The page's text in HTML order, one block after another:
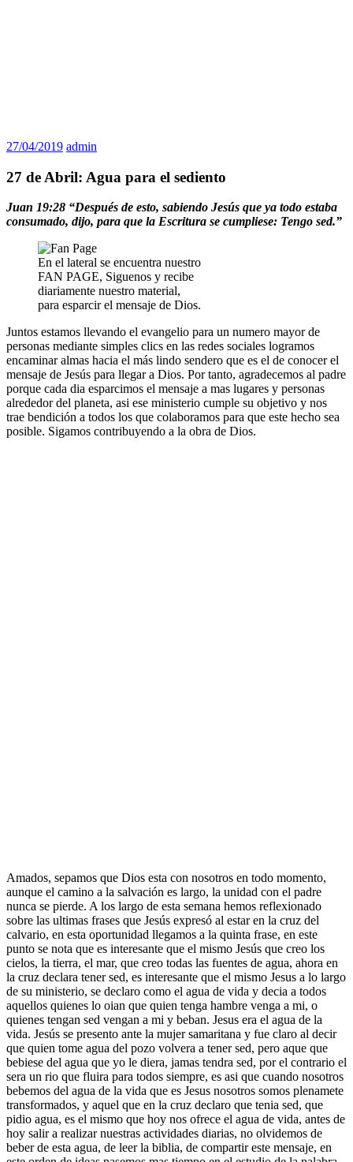
27/04/2019 admin
27 de Abril: Agua para el sediento
Juan 19:28 “Después de esto, sabiendo Jesús que ya todo estaba
consumado, dijo, para que la Escritura se cumpliese: Tengo sed.”
En el lateral se encuentra nuestro
FAN PAGE, Siguenos y recibe
diariamente nuestro material,
para esparcir el mensaje de Dios.
Juntos estamos llevando el evangelio para un numero mayor de
personas mediante simples clics en las redes sociales logramos
encaminar almas hacia el más lindo sendero que es el de conocer el
mensaje de Jesús para llegar a Dios. Por tanto, agradecemos al padre
porque cada dia esparcimos el mensaje a mas lugares y personas
alrededor del planeta, asi ese ministerio cumple su objetivo y nos
trae bendición a todos los que colaboramos para que este hecho sea
posible. Sigamos contribuyendo a la obra de Dios.
Amados, sepamos que Dios esta con nosotros en todo momento,
aunque el camino a la salvación es largo, la unidad con el padre
nunca se pierde. A los largo de esta semana hemos reflexionado
sobre las ultimas frases que Jesús expresó al estar en la cruz del
calvario, en esta oportunidad llegamos a la quinta frase, en este
punto se nota que es interesante que el mismo Jesús que creo los
cielos, la tierra, el mar, que creo todas las fuentes de agua, ahora en
la cruz declara tener sed, es interesante que el mismo Jesus a lo largo
de su ministerio, se declaro como el agua de vida y decia a todos
aquellos quienes lo oian que quien tenga hambre venga a mi, o
quienes tengan sed vengan a mi y beban. Jesus era el agua de la
vida. Jesús se presento ante la mujer samaritana y fue claro al decir
que quien tome agua del pozo volvera a tener sed, pero aque que
bebiese del agua que yo le diera, jamas tendra sed, por el contrario el
sera un rio que fluira para todos siempre, es asi que cuando nosotros
bebemos del agua de la vida que es Jesus nosotros somos plenamete
transformados, y aquel que en la cruz declaro que tenia sed, que
pidio agua, es el mismo que hoy nos ofrece el agua de vida, antes de
hoy salir a realizar nuestras actividades diarias, no olvidemos de
beber de esta agua, de leer la biblia, de compartir este mensaje, en